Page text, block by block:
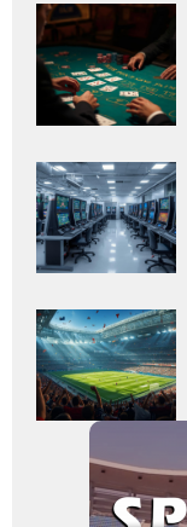
Adaugă
aici textul
pentru
subtitlu
Adaugă
aici textul
pentru
subtitlu
Adaugă
aici textul
pentru
subtitlu